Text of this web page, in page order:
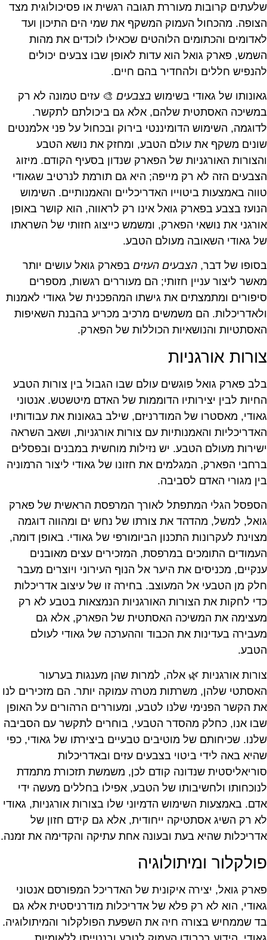
שלעתים קרובות מעוררת תגובה רגשית או פסיכולוגית מצד
הצופה. מהכחול העמוק המשקף את שמי הים התיכון ועד
לאדומים והכתומים הלוהטים שכאילו לוכדים את מהות
השמש, פארק גואל הוא עדות לאופן שבו צבעים יכולים
להנפיש חללים ולהחדיר בהם חיים.
גאונותו של גאודי בשימוש בצבעים 🎨 עזים טמונה לא רק
במשיכה האסתטית שלהם, אלא גם ביכולתם לתקשר.
לדוגמה, השימוש הדומיננטי בירוק ובכחול על פני אלמנטים
שונים משקף את עולם הטבע, ומחזק את נושא הטבע
והצורות האורגניות של הפארק שנדון בסעיף הקודם. מיזוג
הצבעים הזה לא רק מייפה; היא גם תורמת לנרטיב שגאודי
טווה באמצעות ביטוייו האדריכליים והאמנותיים. השימוש
הנועז בצבע בפארק גואל אינו רק לראווה, הוא קושר באופן
אורגני את נושאי הפארק, ומשמש כייצוג חזותי של השראתו
של גאודי השאובה מעולם הטבע.
בסופו של דבר, הצבעים העזים בפארק גואל עושים יותר
מאשר ליצור עניין חזותי; הם מעוררים רגשות, מספרים
סיפורים ומתמצתים את גישתו המהפכנית של גאודי לאמנות
ולאדריכלות. הם משמשים מרכיב מכריע בהבנת השאיפות
האסתטיות והנושאיות הכוללות של הפארק.
צורות אורגניות
בלב פארק גואל פוגשים עולם שבו הגבול בין צורות הטבע
החיות לבין יצירותיו הדוממות של האדם מיטשטש. אנטוני
גאודי, מאסטרו של המודרניזם, שילב בגאונות את עבודותיו
האדריכליות והאמנותיות עם צורות אורגניות, ושאב השראה
ישירות מעולם הטבע. יש נזילות מוחשית במבנים ובפסלים
ברחבי הפארק, המגלמים את חזונו של גאודי ליצור הרמוניה
בין מגורי האדם לסביבה.
הספסל הגלי המתפתל לאורך המרפסת הראשית של פארק
גואל, למשל, מהדהד את צורתו של נחש ים ומהווה דוגמה
מצוינת לעקרונות התכנון הביומורפי של גאודי. באופן דומה,
העמודים התומכים במרפסת, המזכירים עצים מאובנים
ענקיים, מכניסים את היער אל הנוף העירוני ויוצרים מעבר
חלק מן הטבעי אל המעוצב. בחירה זו של עיצוב אדריכלות
כדי לחקות את הצורות האורגניות הנמצאות בטבע לא רק
מעצימה את המשיכה האסתטית של הפארק, אלא גם
מעבירה בעדינות את הכבוד וההערכה של גאודי לעולם
הטבע.
צורות אורגניות 🌿 אלה, למרות שהן מענגות בערעור
האסתטי שלהן, משרתות מטרה עמוקה יותר. הם מזכירים לנו
את הקשר הפנימי שלנו לטבע, ומעוררים הרהורים על האופן
שבו אנו, כחלק מהסדר הטבעי, בוחרים לתקשר עם הסביבה
שלנו. שכיחותם של מוטיבים טבעיים ביצירתו של גאודי, כפי
שהיא באה לידי ביטוי בצבעים עזים ובאדריכלות
סוריאליסטית שנדונה קודם לכן, משמשת תזכורת מתמדת
לנוכחותו ולחשיבותו של הטבע, אפילו בחללים מעשה ידי
אדם. באמצעות השימוש הדמיוני שלו בצורות אורגניות, גאודי
לא רק השיג אסתטיקה ייחודית, אלא גם קידם חזון של
אדריכלות שהיא בעת ובעונה אחת עתיקה והקדימה את זמנה.
פולקלור ומיתולוגיה
פארק גואל, יצירה איקונית של האדריכל המפורסם אנטוני
גאודי, הוא לא רק פלא של אדריכלות מודרניסטית אלא גם
בד שממחיש בצורה חיה את השפעת הפולקלור והמיתולוגיה.